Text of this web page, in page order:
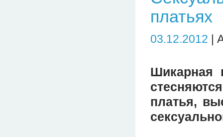
платьях
03.12.2012 |
Шикарная
платья,